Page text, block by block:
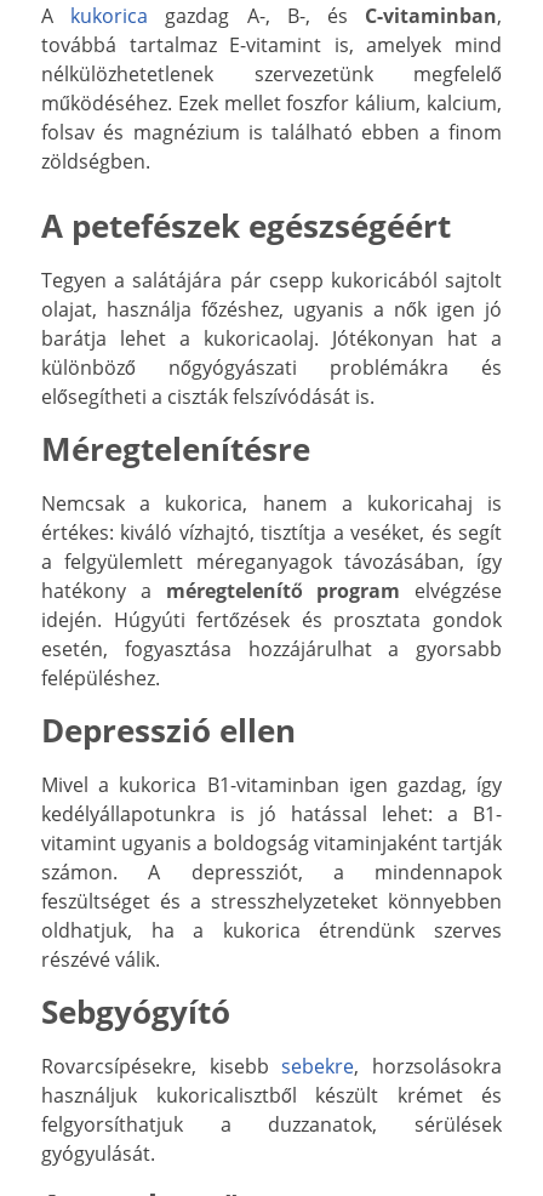
A kukorica gazdag A-, B-, és C-vitaminban,
továbbá tartalmaz E-vitamint is, amelyek mind
nélkülözhetetlenek szervezetünk megfelelő
működéséhez. Ezek mellet foszfor kálium, kalcium,
folsav és magnézium is található ebben a finom
zöldségben.
A petefészek egészségéért
Tegyen a salátájára pár csepp kukoricából sajtolt
olajat, használja főzéshez, ugyanis a nők igen jó
barátja lehet a kukoricaolaj. Jótékonyan hat a
különböző nőgyógyászati problémákra és
elősegítheti a ciszták felszívódását is.
Méregtelenítésre
Nemcsak a kukorica, hanem a kukoricahaj is
értékes: kiváló vízhajtó, tisztítja a veséket, és segít
a felgyülemlett méreganyagok távozásában, így
hatékony a méregtelenítő program elvégzése
idején. Húgyúti fertőzések és prosztata gondok
esetén, fogyasztása hozzájárulhat a gyorsabb
felépüléshez.
Depresszió ellen
Mivel a kukorica B1-vitaminban igen gazdag, így
kedélyállapotunkra is jó hatással lehet: a B1-
vitamint ugyanis a boldogság vitaminjaként tartják
számon. A depressziót, a mindennapok
feszültséget és a stresszhelyzeteket könnyebben
oldhatjuk, ha a kukorica étrendünk szerves
részévé válik.
Sebgyógyító
Rovarcsípésekre, kisebbsebekre, horzsolásokra
használjuk kukoricalisztből készült krémet és
felgyorsíthatjuk a duzzanatok, sérülések
gyógyulását.